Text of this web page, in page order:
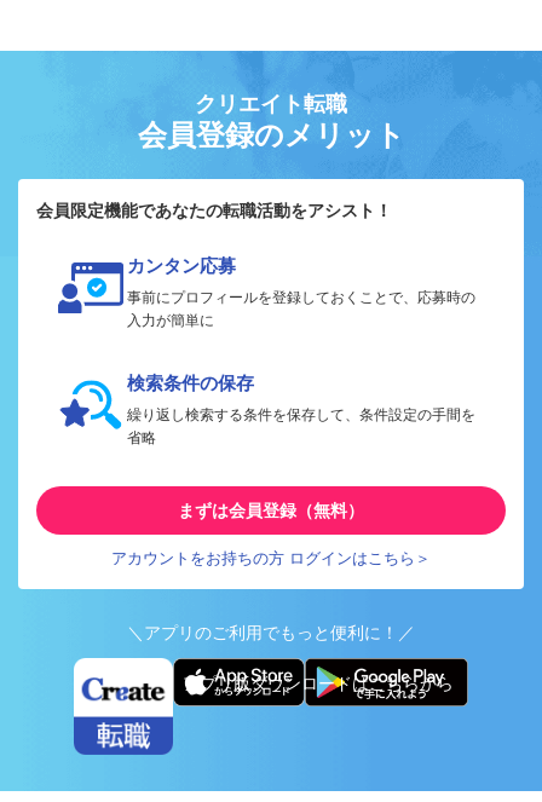
クリエイト転職
会員登録のメリット
会員限定機能であなたの転職活動をアシスト！
カンタン応募
事前にプロフィールを登録しておくことで、応募時の
入力が簡単に
検索条件の保存
繰り返し検索する条件を保存して、条件設定の手間を
省略
まずは会員登録（無料）
アカウントをお持ちの方 ログインはこちら＞
＼アプリのご利用でもっと便利に！／
アプリ版ダウンロードはこちらから